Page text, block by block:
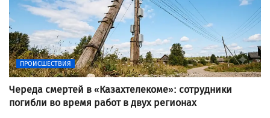
ПРОИСШЕСТВИЯ
Череда смертей в «Казахтелекоме»: сотрудники
погибли во время работ в двух регионах